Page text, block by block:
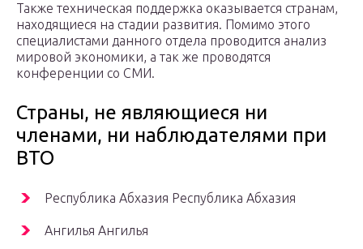
Также техническая поддержка оказывается странам,
находящиеся на стадии развития. Помимо этого
специалистами данного отдела проводится анализ
мировой экономики, а так же проводятся
конференции со СМИ.
Страны, не являющиеся ни
членами, ни наблюдателями при
ВТО
Республика Абхазия Республика Абхазия
Ангилья Ангилья